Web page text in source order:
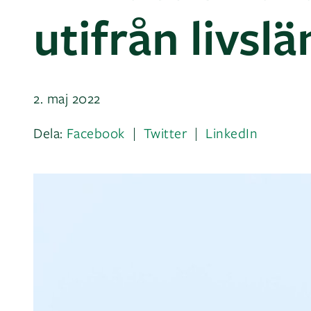
utifrån
2. maj 2022
Dela: Facebook Twitter LinkedIn